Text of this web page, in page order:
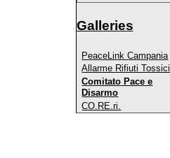
Galleries
PeaceLink Campania
Allarme Rifiuti Tossici
Comitato Pace e
Disarmo
CO.RE.ri.